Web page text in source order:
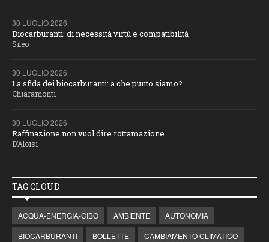
30 LUGLIO 2026
Biocarburanti: di necessità virtù e compatibilità
Sileo
30 LUGLIO 2026
La sfida dei biocarburanti: a che punto siamo?
Chiaramonti
30 LUGLIO 2026
Raffinazione non vuol dire rottamazione
D’Aloisi
TAG CLOUD
ACQUA-ENERGIA-CIBO AMBIENTE
AUTONOMIA
BIOCARBURANTI
BOLLETTE
CAMBIAMENTO CLIMATICO